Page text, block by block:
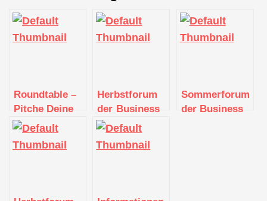
Roundtable –
Pitche Deine
GeschäftsIdee!
Herbstforum
der Business
Angels Region
Stuttgart e.V.
Sommerforum
der Business